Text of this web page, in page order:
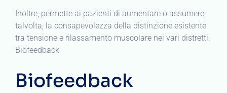
Inoltre, permette ai pazienti di aumentare o assumere,
talvolta, la consapevolezza della distinzione esistente
tra tensione e rilassamento muscolare nei vari distretti.
Biofeedback
Biofeedback